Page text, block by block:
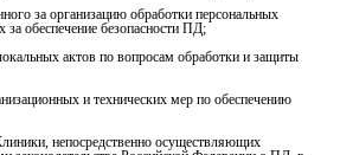
за организацию обработки персональных
за обеспечение безопасности ПД;
актов по вопросам обработки и защиты
и технических мер по обеспечению
непосредственно осуществляющих